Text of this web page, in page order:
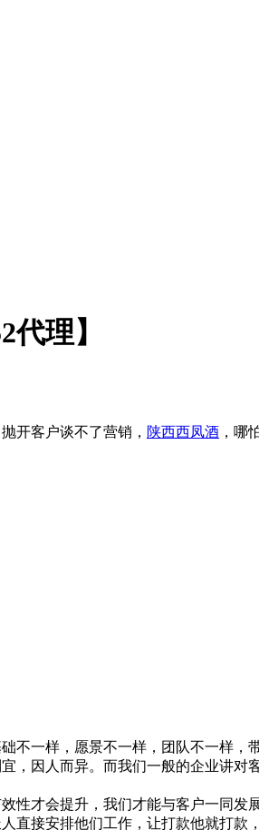
理】
开客户谈不了营销， 陕西西凤酒 ，哪
一样，愿景不一样，团队不一样，
，因人而异。而我们一般的企业讲对
才会提升，我们才能与客户一同发展
接安排他们工作，让打款他就打款